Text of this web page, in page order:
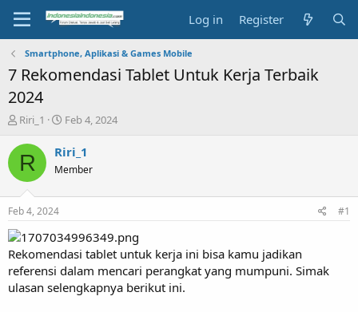
Log in Register
Smartphone, Aplikasi & Games Mobile
7 Rekomendasi Tablet Untuk Kerja Terbaik
2024
T
r
e
a
s
t
a
t
e
r
Riri_1
S
a
t
e
Feb 4, 2024
R Riri_1
Member
Feb 4, 2024 #1
Rekomendasi tablet untuk kerja ini bisa kamu jadikan
referensi dalam mencari perangkat yang mumpuni. Simak
ulasan selengkapnya berikut ini.